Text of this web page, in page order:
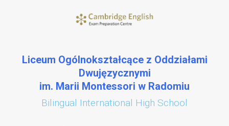
Liceum Ogólnokształcące z Oddziałami
Dwujęzycznymi
im. Marii Montessori w Radomiu
Bilingual International High School